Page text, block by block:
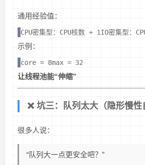
通用经验值：
CPU密集型：CPU核数 + 1IO密集型：
示例：
core = 8max = 32
让线程池能“伸缩”
❌ 坑三：队列太大（隐形慢性
很多人说：
“队列大一点更安全吧？”